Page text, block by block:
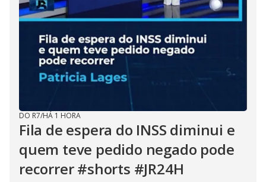
DO R7/HÁ 1 HORA
Fila de espera do INSS diminui e
quem teve pedido negado pode
recorrer #shorts #JR24H